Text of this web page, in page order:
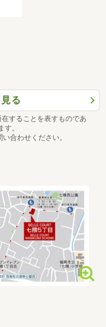
る
することを表すものであ
。
合わせください。